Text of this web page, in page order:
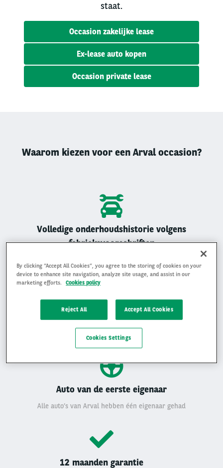
staat.
Occasion zakelijke lease
Ex-lease auto kopen
Occasion private lease
Waarom kiezen voor een Arval occasion?
Volledige onderhoudshistorie volgens
fabrieksvoorschriften
Gemiddelde beoordeling van 4,9 op 5
Auto van de eerste eigenaar
Alle auto’s van Arval hebben één eigenaar gehad
12 maanden garantie
By clicking “Accept All Cookies”, you agree to the storing of cookies on your
device to enhance site navigation, analyze site usage, and assist in our
marketing efforts.
Cookies policy
Reject All Accept All Cookies
Cookies Settings